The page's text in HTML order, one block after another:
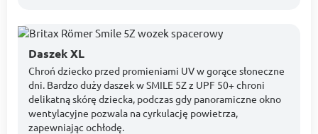
Daszek XL
Chroń dziecko przed promieniami UV w gorące słoneczne
dni. Bardzo duży daszek w SMILE 5Z z UPF 50+ chroni
delikatną skórę dziecka, podczas gdy panoramiczne okno
wentylacyjne pozwala na cyrkulację powietrza,
zapewniając ochłodę.